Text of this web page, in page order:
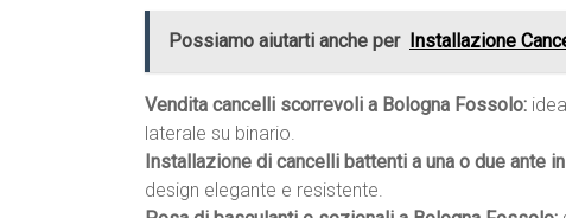
Possiamo aiutarti anche per Installazione
Vendita cancelli scorrevoli a Bologna Fossolo:
laterale su binario.
Installazione di cancelli battenti a una o due ante
design elegante e resistente.